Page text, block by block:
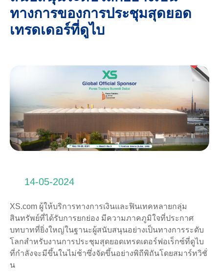
ทางการของการประชุมสุดยอด
เทรดเดอร์ที่ดูไบ
14-05-2024
XS.com ผู้ให้บริการทางการเงินและฟินเทคหลายกลุ่ม
สินทรัพย์ที่ได้รับการยกย่อง มีความภาคภูมิใจที่ประกาศ
บทบาทที่ยิ่งใหญ่ในฐานะผู้สนับสนุนอย่างเป็นทางการระดับ
โลกสำหรับงานการประชุมสุดยอดเทรดเดอร์ฟอเร็กซ์ที่ดูไบ
ที่กำลังจะมีขึ้นในไม่ช้าซึ่งจัดขึ้นอย่างพิถีพิถันโดยสมาร์ทวิชั่
น